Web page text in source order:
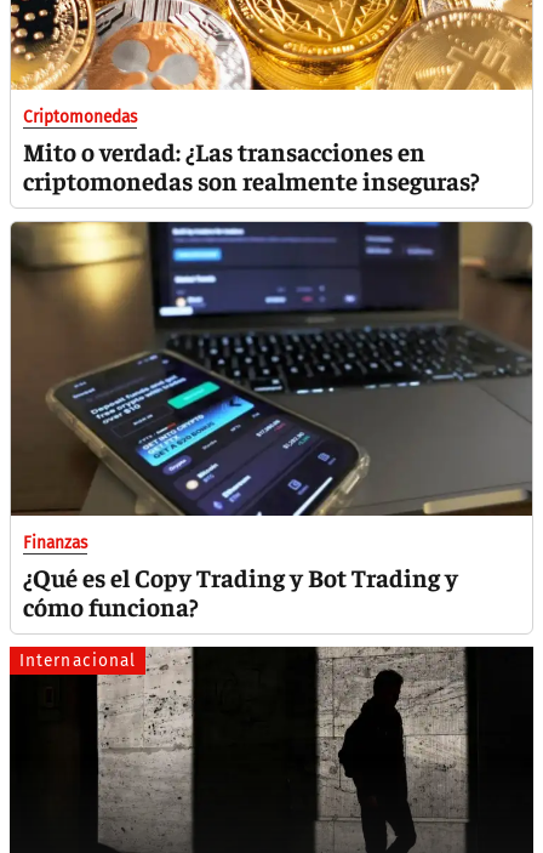
Criptomonedas
Mito o verdad: ¿Las transacciones en
criptomonedas son realmente inseguras?
Finanzas
¿Qué es el Copy Trading y Bot Trading y
cómo funciona?
Internacional